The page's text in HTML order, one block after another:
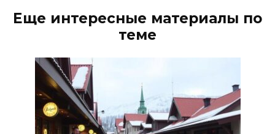
Еще интересные материалы по
теме